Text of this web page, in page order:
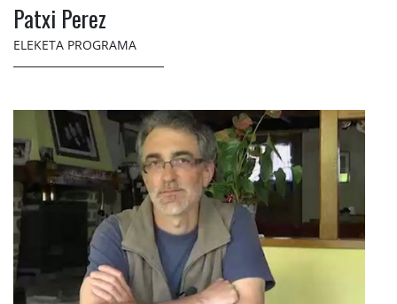
Patxi Perez
ELEKETA PROGRAMA